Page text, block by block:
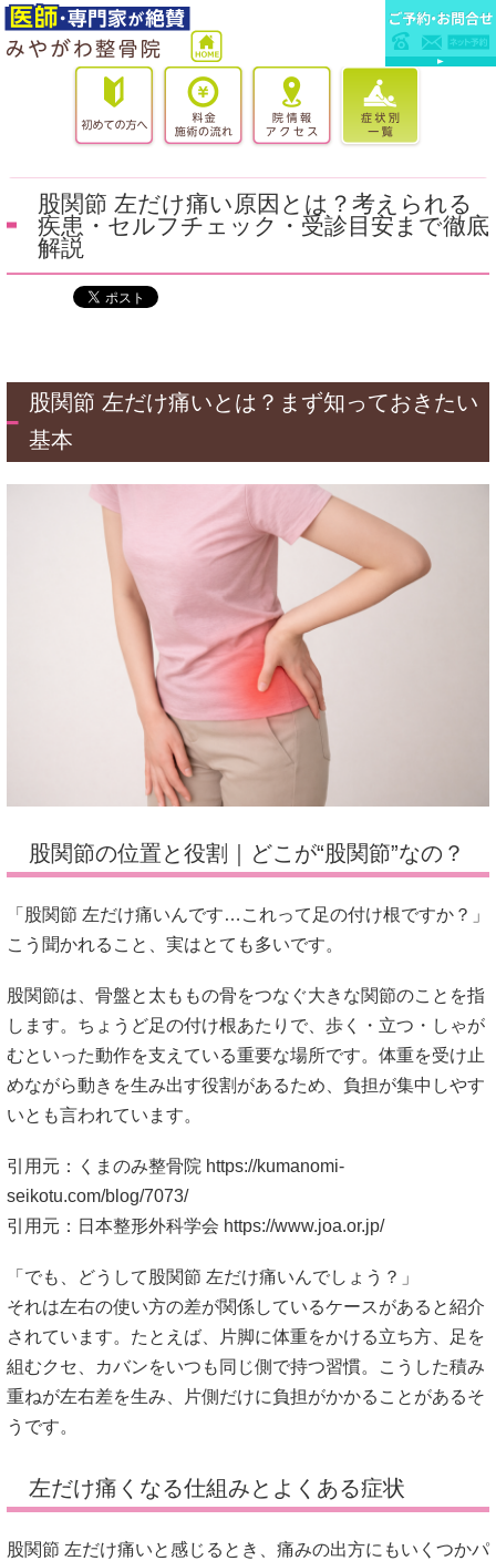
股関節 左だけ痛い原因とは？考えられる
疾患・セルフチェック・受診目安まで徹底
解説
股関節 左だけ痛いとは？まず知っておきたい
基本
股関節の位置と役割｜どこが“股関節”なの？
「股関節 左だけ痛いんです…これって足の付け根ですか？」
こう聞かれること、実はとても多いです。
股関節は、骨盤と太ももの骨をつなぐ大きな関節のことを指
します。ちょうど足の付け根あたりで、歩く・立つ・しゃが
むといった動作を支えている重要な場所です。体重を受け止
めながら動きを生み出す役割があるため、負担が集中しやす
いとも言われています。
引用元：くまのみ整骨院 https://kumanomi-
seikotu.com/blog/7073/
引用元：日本整形外科学会 https://www.joa.or.jp/
「でも、どうして股関節 左だけ痛いんでしょう？」
それは左右の使い方の差が関係しているケースがあると紹介
されています。たとえば、片脚に体重をかける立ち方、足を
組むクセ、カバンをいつも同じ側で持つ習慣。こうした積み
重ねが左右差を生み、片側だけに負担がかかることがあるそ
うです。
左だけ痛くなる仕組みとよくある症状
股関節 左だけ痛いと感じるとき、痛みの出方にもいくつかパ